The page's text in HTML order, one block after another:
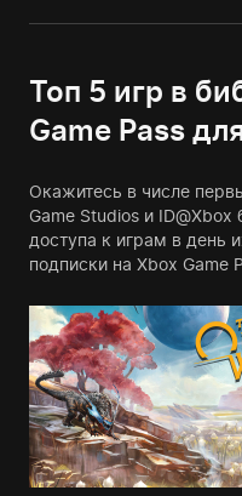
Топ 5 игр в
Game Pass
Окажитесь в числе
Game Studios и
доступа к играм в день
подписки на Xbox Game